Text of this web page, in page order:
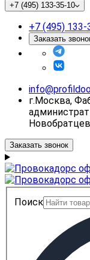
+7 (495) 133-35-10
+7 (495) 133-
Заказать
г.Москва,
Заказать звонок
Поиск